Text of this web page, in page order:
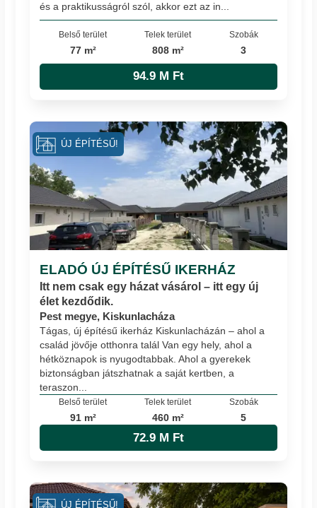
és a praktikusságról szól, akkor ezt az in...
Belső terület
77 m²
Telek terület
808 m²
Szobák
3
94.9 M Ft
ELADÓ ÚJ ÉPÍTÉSŰ IKERHÁZ
Itt nem csak egy házat vásárol – itt egy új
élet kezdődik.
Pest megye, Kiskunlacháza
Tágas, új építésű ikerház Kiskunlacházán – ahol a
család jövője otthonra talál Van egy hely, ahol a
hétköznapok is nyugodtabbak. Ahol a gyerekek
biztonságban játszhatnak a saját kertben, a
teraszon...
Belső terület
91 m²
Telek terület
460 m²
Szobák
5
72.9 M Ft
ÚJ ÉPÍTÉSŰ!
ÚJ ÉPÍTÉSŰ!